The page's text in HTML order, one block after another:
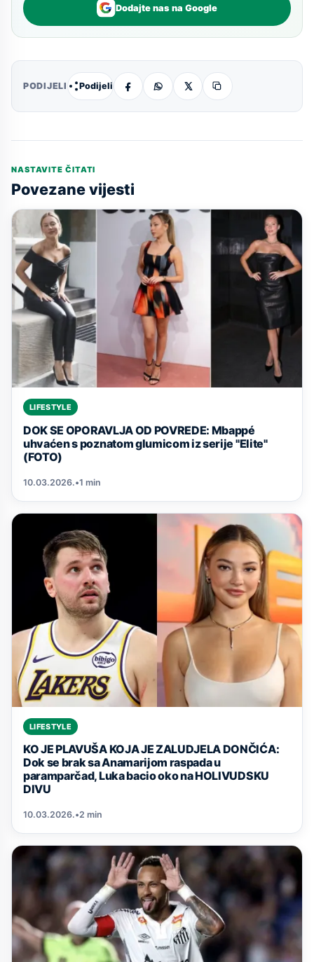
Dodajte nas na Google
PODIJELI Podijeli
NASTAVITE ČITATI
Povezane vijesti
LIFESTYLE
DOK SE OPORAVLJA OD POVREDE: Mbappé
uhvaćen s poznatom glumicom iz serije "Elite"
(FOTO)
10.03.2026.•1 min
LIFESTYLE
KO JE PLAVUŠA KOJA JE ZALUDJELA DONČIĆA:
Dok se brak sa Anamarijom raspada u
paramparčad, Luka bacio oko na HOLIVUDSKU
DIVU
10.03.2026.•2 min